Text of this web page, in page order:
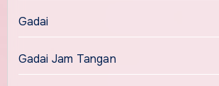
Gadai
Gadai Jam Tangan